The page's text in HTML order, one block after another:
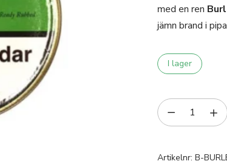
med en ren
jämn brand i
I lager
Artikelnr: B-